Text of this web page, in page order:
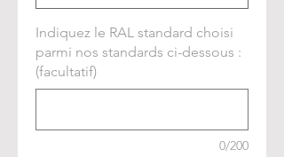
Indiquez le RAL standard choisi
parmi nos standards ci-dessous :
(facultatif)
0/200